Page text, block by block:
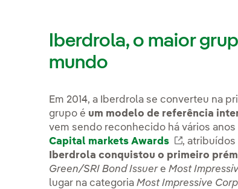
Iberdrola, o maior
mundo
Em 2014, a Iberdrola se converteu na
grupo é um modelo de referência
vem sendo reconhecido há vários
Capital markets Awards
Link
, atribuídos
Iberdrola conquistou o primeiro
Green/SRI Bond IssuereMost
lugar na categoriaMost Impressive